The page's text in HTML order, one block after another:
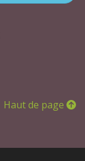
Haut de page